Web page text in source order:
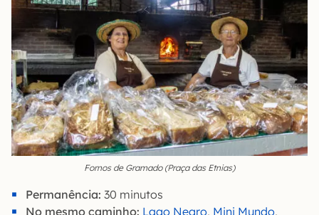
Fornos de Gramado (Praça das Etnias)
Permanência: 30 minutos
No mesmo caminho: Lago Negro, Mini Mundo,